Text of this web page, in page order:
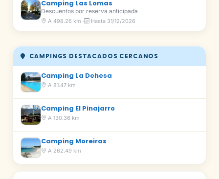
Camping Las Lomas
Descuentos por reserva anticipada
A 498.26 km · Hasta 31/12/2026
CAMPINGS DESTACADOS CERCANOS
Camping La Dehesa
A 81.47 km
Camping El Pinajarro
A 130.36 km
Camping Moreiras
A 262.49 km